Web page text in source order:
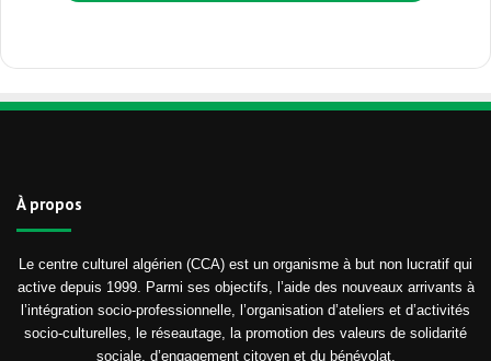
À propos
Le centre culturel algérien (CCA) est un organisme à but non lucratif qui
active depuis 1999. Parmi ses objectifs, l’aide des nouveaux arrivants à
l’intégration socio-professionnelle, l’organisation d’ateliers et d’activités
socio-culturelles, le réseautage, la promotion des valeurs de solidarité
sociale, d’engagement citoyen et du bénévolat.